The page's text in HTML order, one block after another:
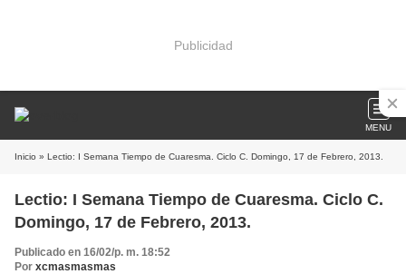
Publicidad
MENU
Inicio » Lectio: I Semana Tiempo de Cuaresma. Ciclo C. Domingo, 17 de Febrero, 2013.
Lectio: I Semana Tiempo de Cuaresma. Ciclo C.
Domingo, 17 de Febrero, 2013.
Publicado en 16/02/p. m. 18:52
Por xcmasmasmas